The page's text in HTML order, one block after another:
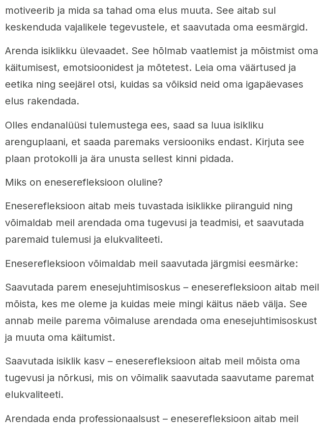
motiveerib ja mida sa tahad oma elus muuta. See aitab sul
keskenduda vajalikele tegevustele, et saavutada oma eesmärgid.
Arenda isiklikku ülevaadet. See hõlmab vaatlemist ja mõistmist oma
käitumisest, emotsioonidest ja mõtetest. Leia oma väärtused ja
eetika ning seejärel otsi, kuidas sa võiksid neid oma igapäevases
elus rakendada.
Olles endanalüüsi tulemustega ees, saad sa luua isikliku
arenguplaani, et saada paremaks versiooniks endast. Kirjuta see
plaan protokolli ja ära unusta sellest kinni pidada.
Miks on eneserefleksioon oluline?
Eneserefleksioon aitab meis tuvastada isiklikke piiranguid ning
võimaldab meil arendada oma tugevusi ja teadmisi, et saavutada
paremaid tulemusi ja elukvaliteeti.
Eneserefleksioon võimaldab meil saavutada järgmisi eesmärke:
Saavutada parem enesejuhtimisoskus – eneserefleksioon aitab meil
mõista, kes me oleme ja kuidas meie mingi käitus näeb välja. See
annab meile parema võimaluse arendada oma enesejuhtimisoskust
ja muuta oma käitumist.
Saavutada isiklik kasv – eneserefleksioon aitab meil mõista oma
tugevusi ja nõrkusi, mis on võimalik saavutada saavutame paremat
elukvaliteeti.
Arendada enda professionaalsust – eneserefleksioon aitab meil